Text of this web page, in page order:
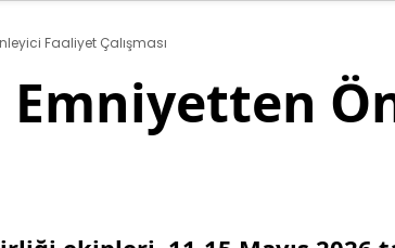
Faaliyet Çalışması
Emniyetten